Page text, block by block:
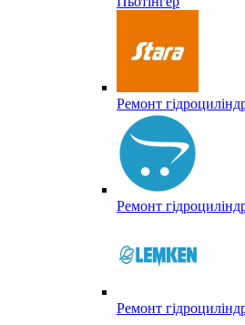
Ремонт
Ремонт
Ремонт